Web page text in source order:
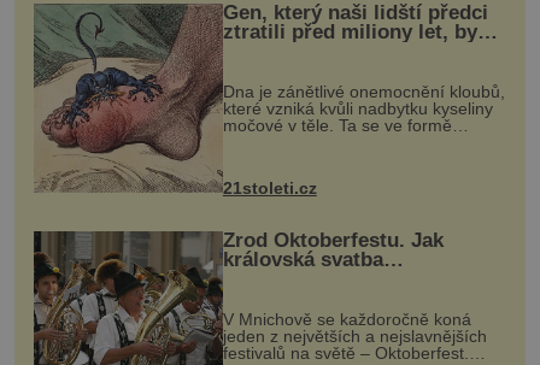
Gen, který naši lidští předci
ztratili před miliony let, by
mohl pomoci s léčbou
„nemoci králů“
Dna je zánětlivé onemocnění kloubů,
které vzniká kvůli nadbytku kyseliny
močové v těle. Ta se ve formě
nohou, a způsobuje bole...
21stoleti.cz
Zrod Oktoberfestu. Jak
královská svatba
odstartovala největší pivní
festival světa
V Mnichově se každoročně koná
jeden z největších a nejslavnějších
festivalů na světě – Oktoberfest.